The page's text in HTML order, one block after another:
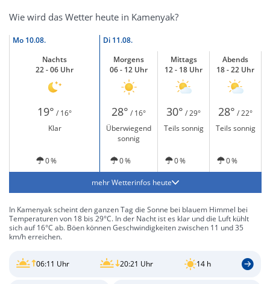
Wie wird das Wetter heute in Kamenyak?
Mo 10.08. Di 11.08.
Nachts
22 - 06 Uhr
Morgens
06 - 12 Uhr
Mittags
12 - 18 Uhr
Abends
18 - 22 Uhr
19° / 16° 28° / 16° 30° / 29° 28° / 22°
Klar
Überwiegend
sonnig
Teils sonnig Teils sonnig
0 % 0 % 0 % 0 %
mehr Wetterinfos heute
In Kamenyak scheint den ganzen Tag die Sonne bei blauem Himmel bei
Temperaturen von 18 bis 29°C. In der Nacht ist es klar und die Luft kühlt
sich auf 16°C ab. Böen können Geschwindigkeiten zwischen 11 und 35
km/h erreichen.
06:11 Uhr 20:21 Uhr 14 h